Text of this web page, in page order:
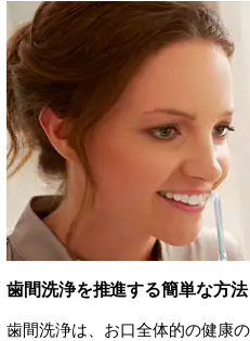
歯間洗浄を推進する簡単な方法
歯間洗浄は、お口全体的の健康